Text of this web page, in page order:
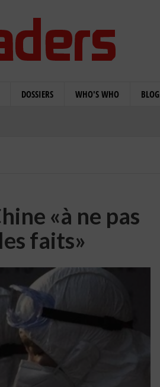
DOSSIERS WHO'S WHO BLOG
«à ne pas
faits»